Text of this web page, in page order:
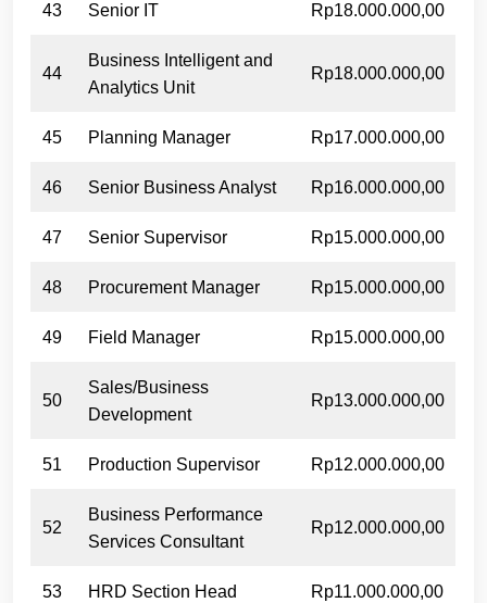
43 Senior IT Rp18.000.000,00
44
Business Intelligent and
Analytics Unit
Rp18.000.000,00
45 Planning Manager Rp17.000.000,00
46 Senior Business Analyst Rp16.000.000,00
47 Senior Supervisor Rp15.000.000,00
48 Procurement Manager Rp15.000.000,00
49 Field Manager Rp15.000.000,00
50
Sales/Business
Development
Rp13.000.000,00
51 Production Supervisor Rp12.000.000,00
52
Business Performance
Services Consultant
Rp12.000.000,00
53 HRD Section Head Rp11.000.000,00